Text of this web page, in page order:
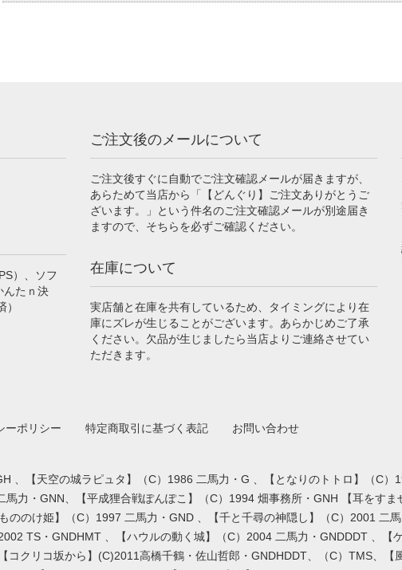
）、ソフ
んたｎ決
ご注文後のメールについて
ご注文後すぐに自動でご注文確認メールが届きますが、
あらためて当店から「【どんぐり】ご注文ありがとうご
ざいます。」という件名のご注文確認メールが別途届き
ますので、そちらを必ずご確認ください。
在庫について
実店舗と在庫を共有しているため、タイミングにより在
庫にズレが生じることがございます。あらかじめご了承
ください。欠品が生じましたら当店よりご連絡させてい
ただきます。
ーポリシー 特定商取引に基づく表記 お問い合わせ
、【天空の城ラピュタ】（C）1986 二馬力・G 、【となりのトトロ】（C
力・GNN、【平成狸合戦ぽんぽこ】（C）1994 畑事務所・GNH 【耳をすま
ののけ姫】（C）1997 二馬力・GND 、【千と千尋の神隠し】（C）2001 二
TS・GNDHMT 、【ハウルの動く城】（C）2004 二馬力・GNDDDT 、【
コクリコ坂から】(C)2011高橋千鶴・佐山哲郎・GNDHDDT、（C）TMS、【